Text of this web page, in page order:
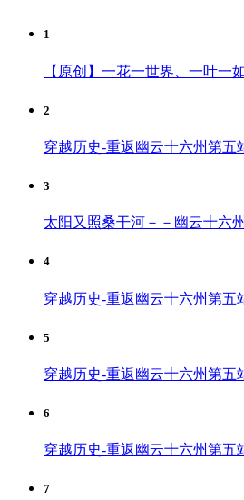
1
【原创】一花一世界、一叶一
2
穿越历史-重返幽云十六州第五
3
太阳又照桑干河－－幽云十六
4
穿越历史-重返幽云十六州第五
5
穿越历史-重返幽云十六州第五
6
穿越历史-重返幽云十六州第五
7